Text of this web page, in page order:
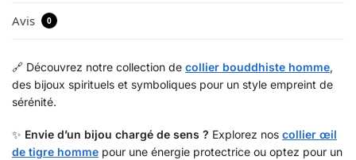
Avis 0
🔗 Découvrez notre collection de collier bouddhiste homme,
des bijoux spirituels et symboliques pour un style empreint de
sérénité.
✨ Envie d’un bijou chargé de sens ? Explorez nos collier œil
de tigre homme pour une énergie protectrice ou optez pour un